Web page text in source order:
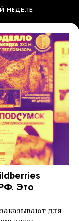
НЕДЕЛЕ
Это
для